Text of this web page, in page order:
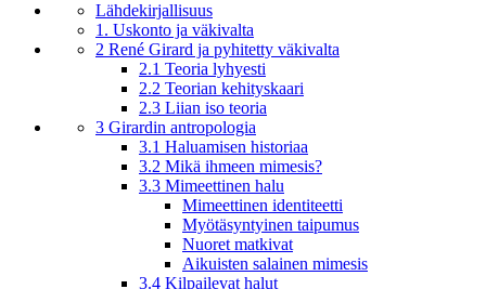
Lähdekirjallisuus
1. Uskonto ja väkivalta
2 René Girard ja pyhitetty väkivalta
2.1 Teoria lyhyesti
2.2 Teorian kehityskaari
2.3 Liian iso teoria
3 Girardin antropologia
3.1 Haluamisen historiaa
3.2 Mikä ihmeen mimesis?
3.3 Mimeettinen halu
Mimeettinen identiteetti
Myötäsyntyinen taipumus
Nuoret matkivat
Aikuisten salainen mimesis
3.4 Kilpailevat halut